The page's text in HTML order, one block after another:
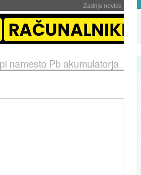
Zadnje novice
namesto Pb akumulatorja